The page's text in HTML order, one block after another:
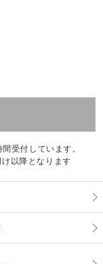
受付しています。
以降となります